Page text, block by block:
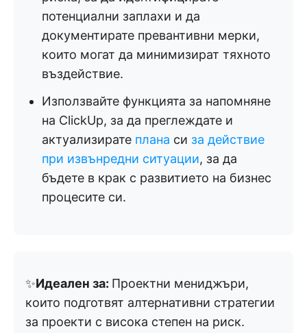
потенциални заплахи и да
документирате превантивни мерки,
които могат да минимизират тяхното
въздействие.
Използвайте функцията за напомняне
на ClickUp, за да преглеждате и
актуализирате плана си за действие
при извънредни ситуации, за да
бъдете в крак с развитието на бизнес
процесите си.
✨Идеален за: Проектни мениджъри,
които подготвят алтернативни стратегии
за проекти с висока степен на риск.